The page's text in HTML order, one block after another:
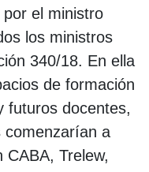
el ministro
los ministros
340/18. En ella
de formación
futuros docentes,
comenzarían a
Trelew,